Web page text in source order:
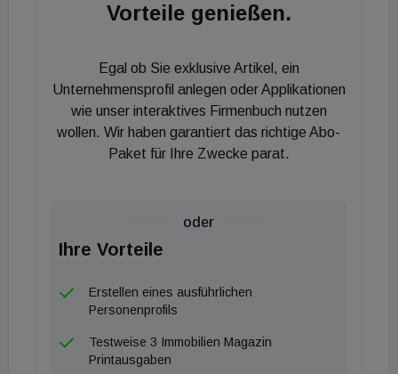
Erstbesichtigungen nicht mehr zwingend
Verwaltungsaufwand der Makler als auch die
fahrtenbedingten CO₂-Emissionen reduziert.
Zusätzlich verfügt das digitale Werkzeug über ein
integriertes Bewerbungstool, das Vermittlern einen
werden innerhalb des Systems digital erstellt,
individuell angepasst und rechtssicher elektronisch
signiert. Ein automatisiertes Kommunikations- und
Reporting-Tool hält zudem Eigentümer, Makler und
Suchende in Echtzeit über den aktuellen Status der
Vorteile genießen.
Egal ob Sie exklusive Artikel, ein
Unternehmensprofil anlegen oder Applikationen
wie unser interaktives Firmenbuch nutzen
wollen. Wir haben garantiert das richtige Abo-
Paket für Ihre Zwecke parat.
oder
Ihre Vorteile
Erstellen eines ausführlichen
Personenprofils
Testweise 3 Immobilien Magazin
Printausgaben